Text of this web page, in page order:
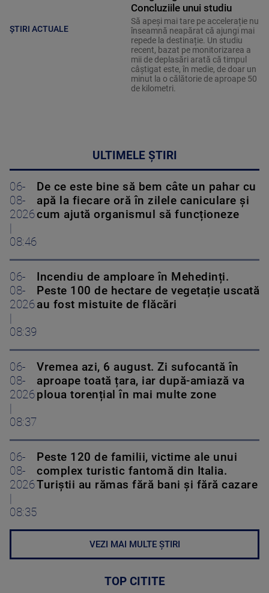
ȘTIRI ACTUALE
Concluziile unui studiu
Să apeși mai tare pe accelerație nu
înseamnă neapărat că ajungi mai
repede la destinație. Un studiu
recent, bazat pe monitorizarea a
mii de deplasări arată că timpul
câștigat este, în medie, de doar un
minut la o călătorie de aproape 50
de kilometri.
ULTIMELE ȘTIRI
06-
08-
2026
08:46
De ce este bine să bem câte un pahar cu
apă la fiecare oră în zilele caniculare și
cum ajută organismul să funcționeze
06-
08-
2026
08:39
Incendiu de amploare în Mehedinți.
Peste 100 de hectare de vegetație uscată
au fost mistuite de flăcări
06-
08-
2026
08:37
Vremea azi, 6 august. Zi sufocantă în
aproape toată țara, iar după-amiază va
ploua torențial în mai multe zone
06-
08-
2026
08:35
Peste 120 de familii, victime ale unui
complex turistic fantomă din Italia.
Turiștii au rămas fără bani și fără cazare
VEZI MAI MULTE ȘTIRI
TOP CITITE